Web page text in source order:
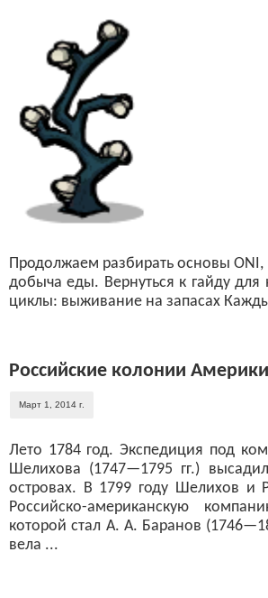
Продолжаем разбирать основы ONI,
добыча еды. Вернуться к гайду
циклы: выживание на запасах
Российские колонии Америки
Март 1, 2014 г.
Лето 1784 год. Экспедиция под
Шелихова (1747—1795 гг.)
островах. В 1799 году Шелихов и
Российско-американскую
которой стал А. А. Баранов
вела ...